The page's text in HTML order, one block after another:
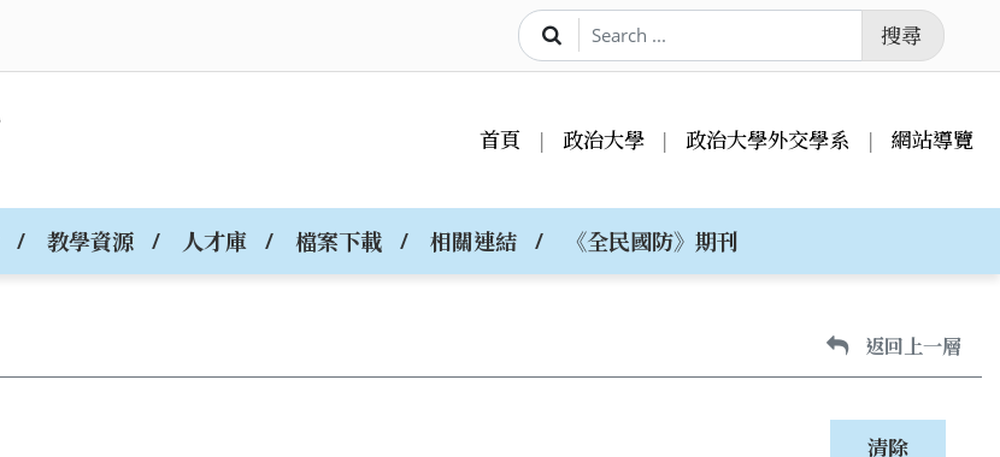
搜尋
首頁 政治大學 政治大學外交學系 網站導覽
教學資源 人才庫 檔案下載 相關連結 《全民國防》期刊
返回上一層